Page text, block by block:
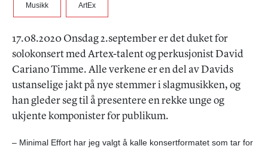
Musikk ArtEx
17.08.2020 Onsdag 2.september er det duket for
solokonsert med Artex-talent og perkusjonist David
Cariano Timme. Alle verkene er en del av Davids
ustanselige jakt på nye stemmer i slagmusikken, og
han gleder seg til å presentere en rekke unge og
ukjente komponister for publikum.
– Minimal Effort har jeg valgt å kalle konsertformatet som tar for